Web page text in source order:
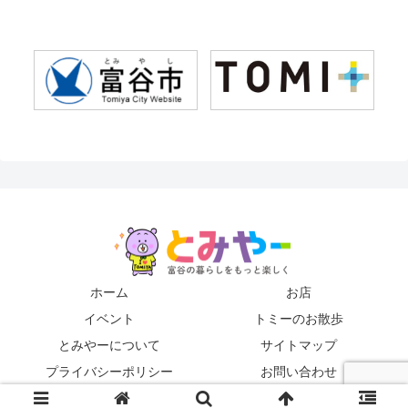
ホーム
お店
イベント
トミーのお散歩
とみやーについて
サイトマップ
プライバシーポリシー
お問い合わせ
© 2019 とみやー編集局.